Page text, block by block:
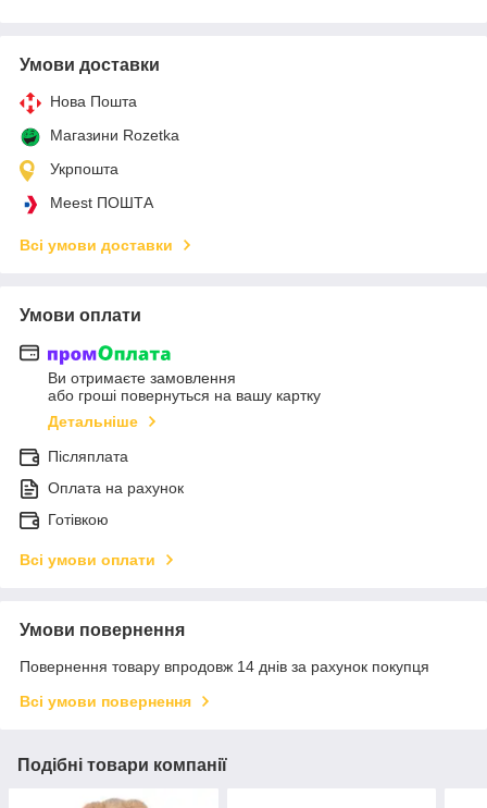
Умови доставки
Нова Пошта
Магазини Rozetka
Укрпошта
Meest ПОШТА
Всі умови доставки
Умови оплати
Ви отримаєте замовлення
або гроші повернуться на вашу картку
Детальніше
Післяплата
Оплата на рахунок
Готівкою
Всі умови оплати
Умови повернення
Повернення товару впродовж 14 днів за рахунок покупця
Всі умови повернення
Подібні товари компанії